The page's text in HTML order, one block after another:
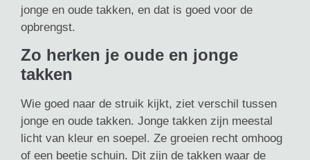
jonge en oude takken, en dat is goed voor de
opbrengst.
Zo herken je oude en jonge
takken
Wie goed naar de struik kijkt, ziet verschil tussen
jonge en oude takken. Jonge takken zijn meestal
licht van kleur en soepel. Ze groeien recht omhoog
of een beetje schuin. Dit zijn de takken waar de